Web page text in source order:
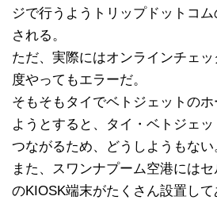
ジで行うようトリップドットコ
される。
ただ、実際にはオンラインチェ
度やってもエラーだ。
そもそもタイでベトジェットの
ようとすると、タイ・ベトジェ
つながるため、どうしようもない
また、スワンナプーム空港には
のKIOSK端末がたくさん設置して